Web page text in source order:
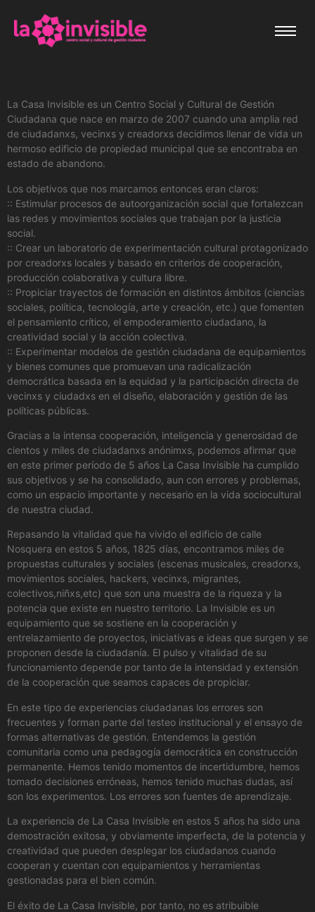
La Casa Invisible es un Centro Social y Cultural de Gestión
Ciudadana que nace en marzo de 2007 cuando una amplia red
de ciudadanxs, vecinxs y creadorxs decidimos llenar de vida un
hermoso edificio de propiedad municipal que se encontraba en
estado de abandono.
Los objetivos que nos marcamos entonces eran claros:
:: Estimular procesos de autoorganización social que fortalezcan
las redes y movimientos sociales que trabajan por la justicia
social.
:: Crear un laboratorio de experimentación cultural protagonizado
por creadorxs locales y basado en criterios de cooperación,
producción colaborativa y cultura libre.
:: Propiciar trayectos de formación en distintos ámbitos (ciencias
sociales, política, tecnología, arte y creación, etc.) que fomenten
el pensamiento crítico, el empoderamiento ciudadano, la
creatividad social y la acción colectiva.
:: Experimentar modelos de gestión ciudadana de equipamientos
y bienes comunes que promuevan una radicalización
democrática basada en la equidad y la participación directa de
vecinxs y ciudadxs en el diseño, elaboración y gestión de las
políticas públicas.
Gracias a la intensa cooperación, inteligencia y generosidad de
cientos y miles de ciudadanxs anónimxs, podemos afirmar que
en este primer período de 5 años La Casa Invisible ha cumplido
sus objetivos y se ha consolidado, aun con errores y problemas,
como un espacio importante y necesario en la vida sociocultural
de nuestra ciudad.
Repasando la vitalidad que ha vivido el edificio de calle
Nosquera en estos 5 años, 1825 días, encontramos miles de
propuestas culturales y sociales (escenas musicales, creadorxs,
movimientos sociales, hackers, vecinxs, migrantes,
colectivos,niñxs,etc) que son una muestra de la riqueza y la
potencia que existe en nuestro territorio. La Invisible es un
equipamiento que se sostiene en la cooperación y
entrelazamiento de proyectos, iniciativas e ideas que surgen y se
proponen desde la ciudadanía. El pulso y vitalidad de su
funcionamiento depende por tanto de la intensidad y extensión
de la cooperación que seamos capaces de propiciar.
En este tipo de experiencias ciudadanas los errores son
frecuentes y forman parte del testeo institucional y el ensayo de
formas alternativas de gestión. Entendemos la gestión
comunitaria como una pedagogía democrática en construcción
permanente. Hemos tenido momentos de incertidumbre, hemos
tomado decisiones erróneas, hemos tenido muchas dudas, así
son los experimentos. Los errores son fuentes de aprendizaje.
La experiencia de La Casa Invisible en estos 5 años ha sido una
demostración exitosa, y obviamente imperfecta, de la potencia y
creatividad que pueden desplegar los ciudadanos cuando
cooperan y cuentan con equipamientos y herramientas
gestionadas para el bien común.
El éxito de La Casa Invisible, por tanto, no es atribuible